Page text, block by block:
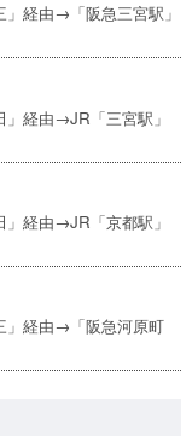
経由→「阪急三宮駅」
経由→JR「三宮駅」
経由→JR「京都駅」
」経由→「阪急河原町